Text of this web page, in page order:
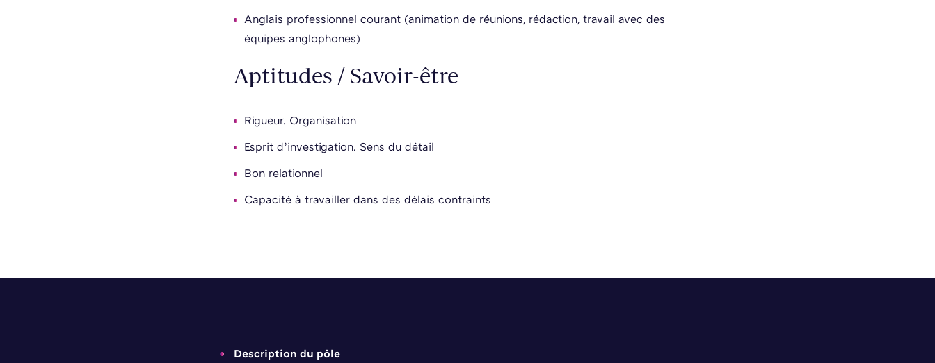
Anglais professionnel courant (animation de réunions, rédaction, travail avec des
équipes anglophones)
Aptitudes / Savoir-être
Rigueur. Organisation
Esprit d’investigation. Sens du détail
Bon relationnel
Capacité à travailler dans des délais contraints
Description du pôle